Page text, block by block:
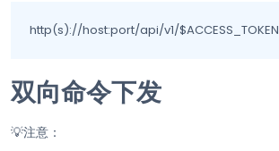
http(s)://host:port/api/v1/
双向命令下发
💡注意：